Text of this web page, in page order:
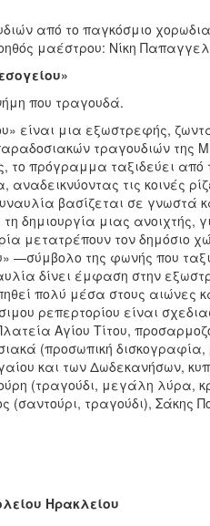
από το παγκόσμιο
μαέστρου: Νίκη
που τραγουδά.
είναι μια εξωστρεφής,
τραγουδιών της
πρόγραμμα ταξιδεύει από
τις κοινές
βασίζεται σε γνωστά
δημιουργία μιας ανοιχτής,
μετατρέπουν τον δημόσιο
—σύμβολο της φωνής που
δίνει έμφαση στην
πολύ μέσα στους αιώνες
ρεπερτορίου είναι
Αγίου Τίτου,
(προσωπική δισκογραφία,
και των Δωδεκανήσων,
(τραγούδι, μεγάλη λύρα,
τραγούδι), Σάκης
Ηρακλείου